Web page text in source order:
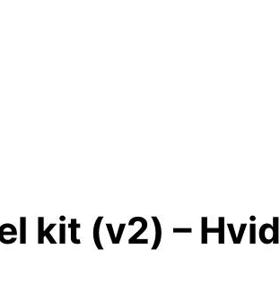
kit (v2) – Hvid